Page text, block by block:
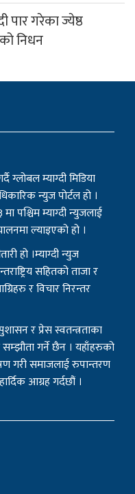
पार गरेका ज्येष्ठ
निधन
ग्लोबल म्याग्दी मिडिया
न्युज पोर्टल हो ।
पश्चिम म्याग्दी न्युजलाई
ल्याइएको हो ।
हो ।म्याग्दी न्युज
सहितको ताजा र
र विचार निरन्तर
र प्रेस स्वतन्त्रताका
गर्ने छैन । यहाँहरुको
गरी समाजलाई रुपान्तरण
आग्रह गर्दछौं ।